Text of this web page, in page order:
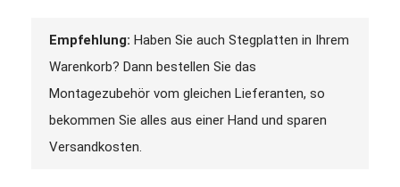
Empfehlung: Haben Sie auch Stegplatten in Ihrem
Warenkorb? Dann bestellen Sie das
Montagezubehör vom gleichen Lieferanten, so
bekommen Sie alles aus einer Hand und sparen
Versandkosten.